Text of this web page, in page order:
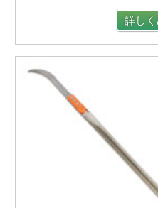
詳し